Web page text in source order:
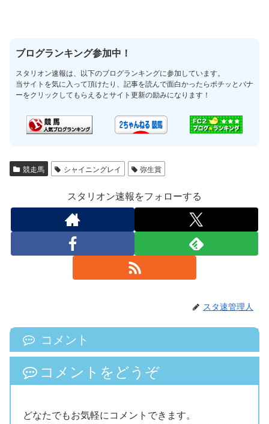
ブログランキング参加中！
スタリオン速報は、以下のブログランキングに参加しています。
当サイトを気に入って頂けたり、記事を読んで面白かったらポチッとバナ
ーをクリックしてもらえるとサイト更新の励みになります！
競走馬 シャイニングレイ 弥生賞
スタリオン速報をフォローする
スタ速管理人
コメント
コメントをどうぞ
どなたでもお気軽にコメントできます。